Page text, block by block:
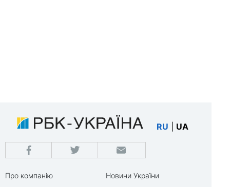
RU UA
Про компанію
Новини України